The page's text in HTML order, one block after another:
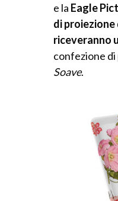
e la Eagle
di proiezione
riceveranno
confezione di
Soave.